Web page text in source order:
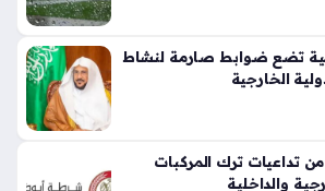
تضع ضوابط صارمة لنشاط
الخارجية
تداعيات ترك المركبات
والداخلية